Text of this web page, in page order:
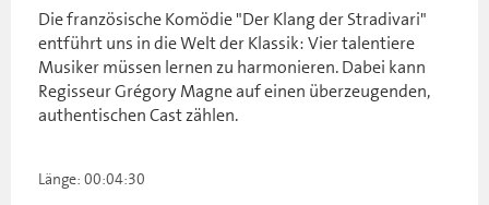
Die französische Komödie "Der Klang der Stradivari"
entführt uns in die Welt der Klassik: Vier talentiere
Musiker müssen lernen zu harmonieren. Dabei kann
Regisseur Grégory Magne auf einen überzeugenden,
authentischen Cast zählen.
Länge: 00:04:30